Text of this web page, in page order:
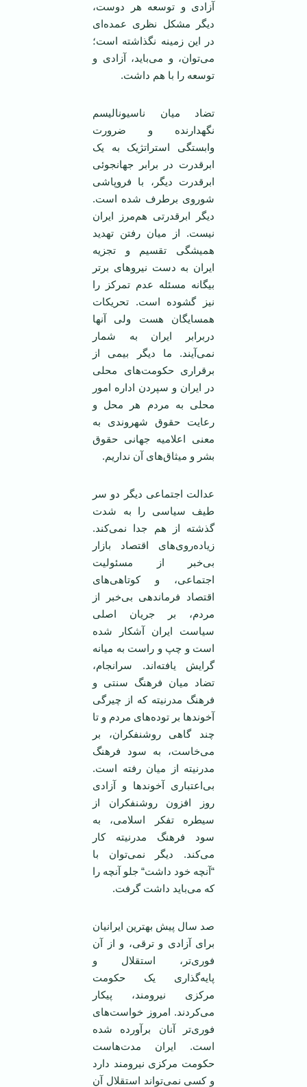
آزادی و توسعه هر دوست،
ديگر مشکل نظری عمده‌ای
در اين زمينه نگذاشته است؛
می‌توان، و می‌بايد، آزادی و
توسعه را با هم داشت.
تضاد ميان ناسيوناليسم
نگهدارنده و ضرورت
وابستگی استراتژيک به يک
ابرقدرت در برابر جهانجوئی
ابرقدرت ديگر، با فروپاشی
شوروی برطرف شده است.
ديگر ابرقدرتی هم‌مرز ايران
نيست. از ميان رفتن تهديد
هميشگی تقسيم و تجزيه
ايران به دست نيروهای برتر
بيگانه مسئله عدم تمرکز را
نيز گشوده است. تحريکات
همسايگان هست ولی آنها
دربرابر ايران به شمار
نمی‌آيند. ما ديگر بيمی از
برقراری حکومت‌های محلی
در ايران و سپردن اداره امور
محلی به مردم هر محل و
رعايت حقوق شهروندی به
معنی اعلاميه جهانی حقوق
بشر و ميثاق‌های آن نداريم.
عدالت اجتماعی ديگر دو سر
طيف سياسی را به شدت
گذشته از هم جدا نمی‌کند.
زياده‌روی‌های اقتصاد بازار
بی‌خبر از مسئوليت
اجتماعی، و کوتاهی‌های
اقتصاد فرماندهی بی‌خبر از
مردم، بر جريان اصلی
سياست ايران آشکار شده
است و چپ و راست به ميانه
گرايش يافته‌اند. سرانجام،
تضاد ميان فرهنگ سنتی و
فرهنگ مدرنيته که از چيرگی
آخوندها بر توده‌های مردم و تا
چند گاهی روشنفکران، بر
می‌خاست، به سود فرهنگ
مدرنيته از ميان رفته است.
بی‌اعتباری آخوندها و آزادی
روز افزون روشنفکران از
سيطره تفکر اسلامی، به
سود فرهنگ مدرنيته کار
می‌کند. ديگر نمی‌توان با
“آنچه خود داشت“ جلو آنچه را
که می‌بايد داشت گرفت.
صد سال پيش بهترين ايرانيان
برای آزادی و ترقی، و از آن
فوری‌تر، استقلال و
پايه‌گذاری يک حکومت
مرکزی نيرومند، پيکار
می‌کردند. امروز خواست‌های
فوری‌تر آنان برآورده شده
است. ايران مدت‌هاست
حکومت مرکزی نيرومند دارد
و کسی نمی‌تواند استقلال آن